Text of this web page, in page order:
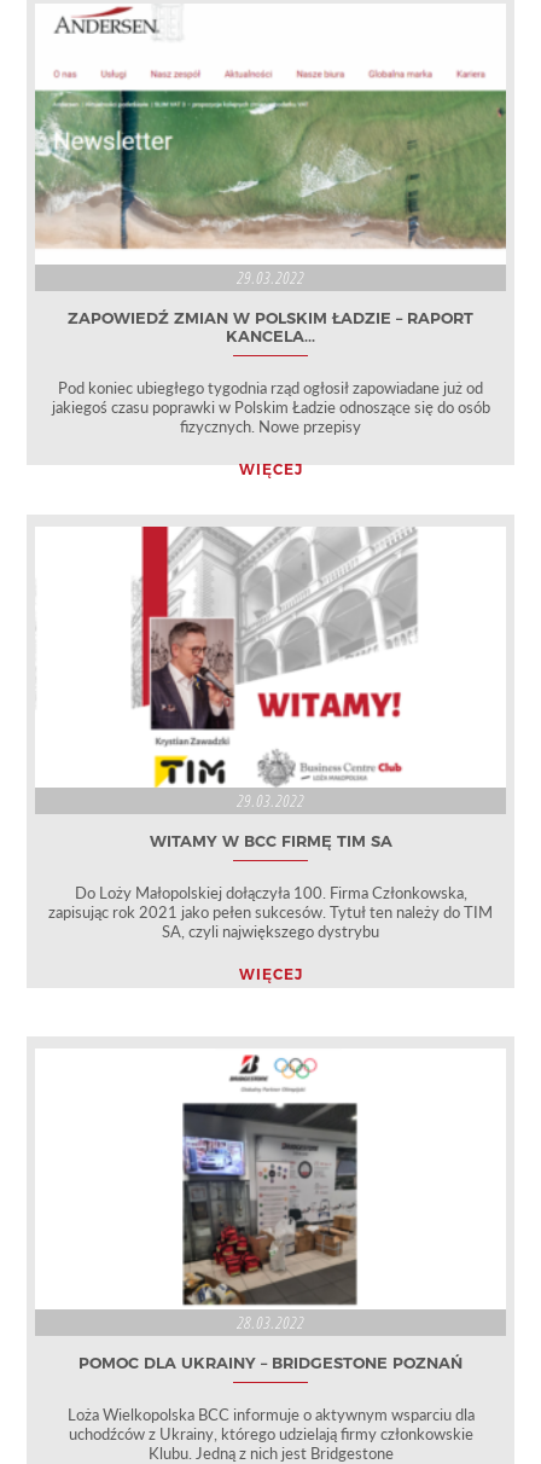
29.03.2022
ZAPOWIEDŹ ZMIAN W POLSKIM ŁADZIE – RAPORT
KANCELA...
Pod koniec ubiegłego tygodnia rząd ogłosił zapowiadane już od
jakiegoś czasu poprawki w Polskim Ładzie odnoszące się do osób
fizycznych. Nowe przepisy
WIĘCEJ
29.03.2022
WITAMY W BCC FIRMĘ TIM SA
Do Loży Małopolskiej dołączyła 100. Firma Członkowska,
zapisując rok 2021 jako pełen sukcesów. Tytuł ten należy do TIM
SA, czyli największego dystrybu
WIĘCEJ
28.03.2022
POMOC DLA UKRAINY – BRIDGESTONE POZNAŃ
Loża Wielkopolska BCC informuje o aktywnym wsparciu dla
uchodźców z Ukrainy, którego udzielają firmy członkowskie
Klubu. Jedną z nich jest Bridgestone